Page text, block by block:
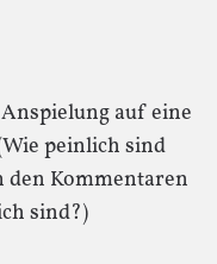
auf eine
peinlich sind
den Kommentaren
sind?)